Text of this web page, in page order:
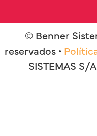
© Benner
reservados •
SISTEMAS S/